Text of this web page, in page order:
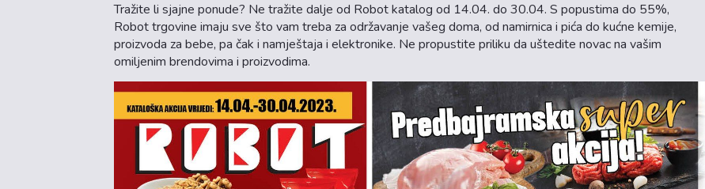
Tražite li sjajne ponude? Ne tražite dalje od Robot katalog od 14.04. do 30.04. S popustima do 55%,
Robot trgovine imaju sve što vam treba za održavanje vašeg doma, od namirnica i pića do kućne kemije,
proizvoda za bebe, pa čak i namještaja i elektronike. Ne propustite priliku da uštedite novac na vašim
omiljenim brendovima i proizvodima.